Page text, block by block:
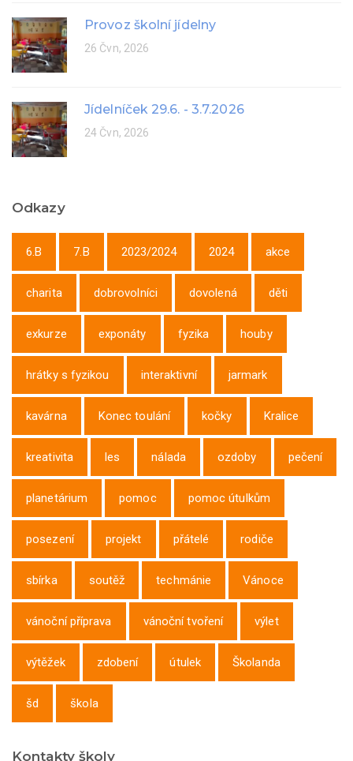
Provoz školní jídelny
26 Čvn, 2026
Jídelníček 29.6. - 3.7.2026
24 Čvn, 2026
Odkazy
6.B 7.B 2023/2024 2024 akce
charita dobrovolníci dovolená děti
exkurze exponáty fyzika houby
hrátky s fyzikou interaktivní jarmark
kavárna Konec toulání kočky Kralice
kreativita les nálada ozdoby pečení
planetárium pomoc pomoc útulkům
posezení projekt přátelé rodiče
sbírka soutěž techmánie Vánoce
vánoční příprava vánoční tvoření výlet
výtěžek zdobení útulek Školanda
šd škola
Kontakty školy